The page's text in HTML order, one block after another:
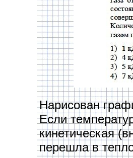
Нарисован
Если
кинетическая
перешла в